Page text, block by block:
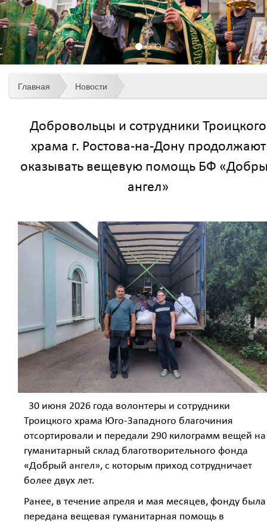
Главная Новости
Добровольцы и сотрудники Троицкого
храма г. Ростова-на-Дону продолжают
оказывать вещевую помощь БФ
ангел»
30 июня 2026 года волонтеры и сотрудники
Троицкого храма Юго-Западного благочиния
отсортировали и передали 290 килограмм вещей на
гуманитарный склад благотворительного фонда
«Добрый ангел», с которым приход сотрудничает
более двух лет.
Ранее, в течение апреля и мая месяцев, фонду была
передана вещевая гуманитарная помощь в